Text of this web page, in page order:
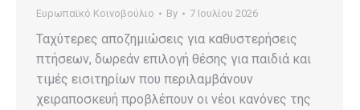
Ευρωπαϊκό Κοινοβούλιο By 7 Ιουλίου 2026
Ταχύτερες αποζημιώσεις για καθυστερήσεις
πτήσεων, δωρεάν επιλογή θέσης για παιδιά και
τιμές εισιτηρίων που περιλαμβάνουν
χειραποσκευή προβλέπουν οι νέοι κανόνες της